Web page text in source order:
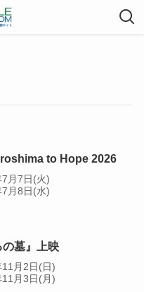
to Hope 2026
月7日(火)
月8日(水)
の墓』上映
月2日(日)
月3日(月)